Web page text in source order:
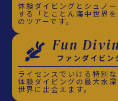
体験ダイビングとシュノ
する「とことん海中世界
のツアーです。
Fun
ファンダイビン
ライセンスでいける特別
体験ダイビングの最大水
世界に出会えます。